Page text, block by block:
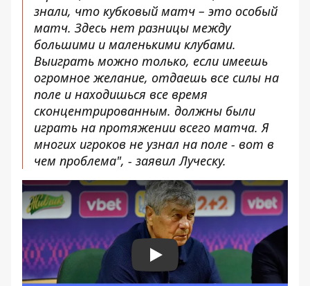
знали, что кубковый матч – это особый
матч. Здесь нет разницы между
большими и маленькими клубами.
Выиграть можно только, если имеешь
огромное желание, отдаешь все силы на
поле и находишься все время
сконцентрированным. должны были
играть на протяжении всего матча. Я
многих игроков не узнал на поле - вот в
чем проблема", - заявил Луческу.
Play